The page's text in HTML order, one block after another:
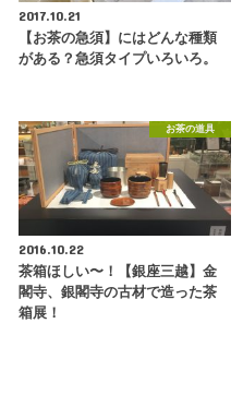
2017.10.21
【お茶の急須】にはどんな種類
がある？急須タイプいろいろ。
お茶の道具
2016.10.22
茶箱ほしい〜！【銀座三越】金
閣寺、銀閣寺の古材で造った茶
箱展！